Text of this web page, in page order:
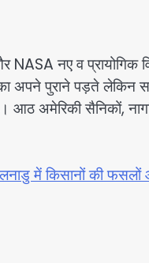
नए व प्रायोगिक
अपने पुराने पड़ते लेकिन
आठ अमेरिकी सैनिकों,
में किसानों की